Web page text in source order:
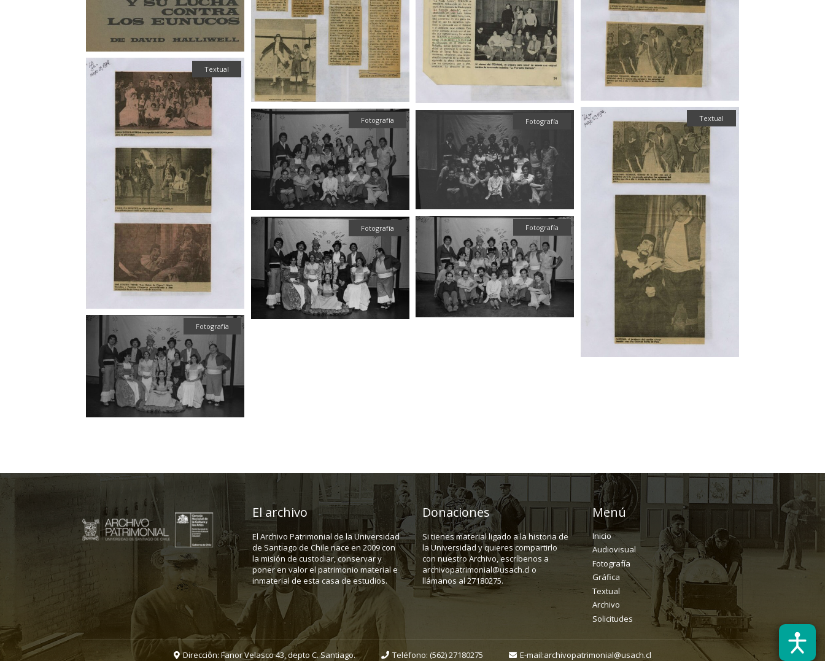
Textual
Textual
Fotografía Fotografía
Fotografía
Fotografía
Fotografía
El archivo
El Archivo Patrimonial de la Universidad
de Santiago de Chile nace en 2009 con
la misión de custodiar, conservar y
poner en valor el patrimonio material e
inmaterial de esta casa de estudios.
Donaciones
Si tienes material ligado a la historia de
la Universidad y quieres compartirlo
con nuestro Archivo, escríbenos a
archivopatrimonial@usach.cl o
llámanos al 27180275.
Menú
Inicio
Audiovisual
Fotografía
Gráfica
Textual
Archivo
Solicitudes
Dirección: Fanor Velasco 43, depto C. Santiago. Teléfono: (562) 27180275 E-mail:archivopatrimonial@usach.cl